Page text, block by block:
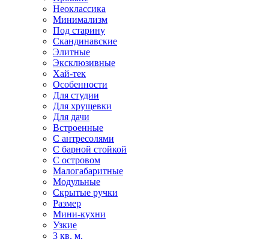
Неоклассика
Минимализм
Под старину
Скандинавские
Элитные
Эксклюзивные
Хай-тек
Особенности
Для студии
Для хрущевки
Для дачи
Встроенные
С антресолями
С барной стойкой
С островом
Малогабаритные
Модульные
Скрытые ручки
Размер
Мини-кухни
Узкие
3 кв. м.